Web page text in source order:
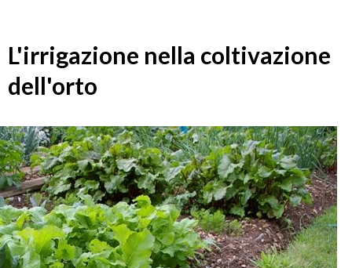
L'irrigazione nella coltivazione
dell'orto